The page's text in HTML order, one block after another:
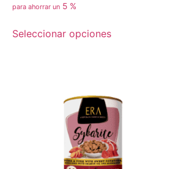
para ahorrar un 5 %
Seleccionar opciones